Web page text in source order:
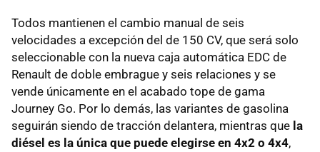
Todos mantienen el cambio manual de seis
velocidades a excepción del de 150 CV, que será solo
seleccionable con la nueva caja automática EDC de
Renault de doble embrague y seis relaciones y se
vende únicamente en el acabado tope de gama
Journey Go. Por lo demás, las variantes de gasolina
seguirán siendo de tracción delantera, mientras que la
diésel es la única que puede elegirse en 4x2 o 4x4,